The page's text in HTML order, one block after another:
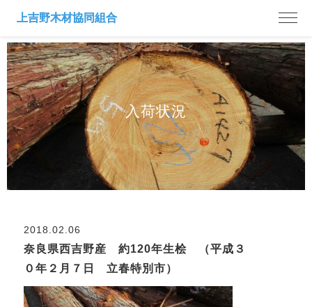
入荷状況
2018.02.06
奈良県西吉野産 約120年生桧 （平成３
０年２月７日 立春特別市）